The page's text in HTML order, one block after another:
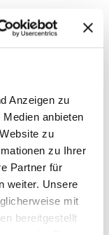
Anzeigen zu
anbieten
zu
zu Ihrer
Partner für
weiter. Unsere
mit
bereitgestellt